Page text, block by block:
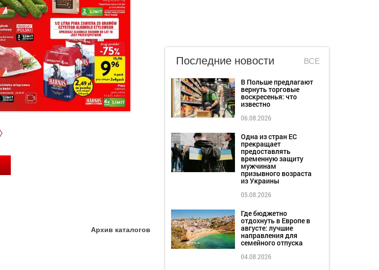
Архив каталогов
Последние новости ВСЕ
В Польше предлагают
вернуть торговые
воскресенья: что
известно
06.08.2026
Одна из стран ЕС
прекращает
предоставлять
временную защиту
мужчинам
призывного возраста
из Украины
05.08.2026
Где бюджетно
отдохнуть в Европе в
августе: лучшие
направления для
семейного отпуска
04.08.2026